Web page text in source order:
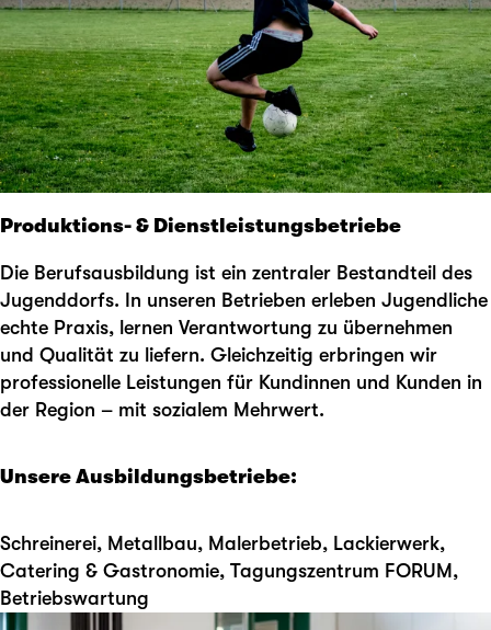
Produktions- & Dienstleistungsbetriebe
Die Berufsausbildung ist ein zentraler Bestandteil des
Jugenddorfs. In unseren Betrieben erleben Jugendliche
echte Praxis, lernen Verantwortung zu übernehmen
und Qualität zu liefern. Gleichzeitig erbringen wir
professionelle Leistungen für Kundinnen und Kunden in
der Region – mit sozialem Mehrwert.
Unsere Ausbildungsbetriebe:
Schreinerei, Metallbau, Malerbetrieb, Lackierwerk,
Catering & Gastronomie, Tagungszentrum FORUM,
Betriebswartung